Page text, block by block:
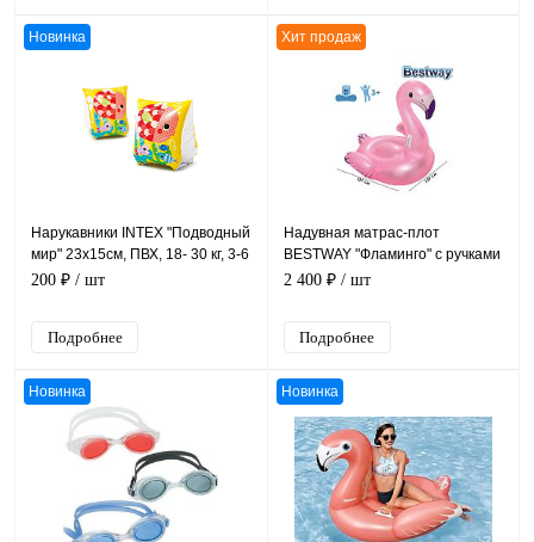
Новинка
Нарукавники INTEX "Подводный
мир" 23х15см, ПВХ, 18- 30 кг, 3-6
лет
200 ₽ / шт
Подробнее
Хит продаж
Надувная матрас-плот
BESTWAY "Фламинго" с ручками
127х127 см, до 45кг, от 3 лет,
2 400 ₽ / шт
Подробнее
Новинка Новинка